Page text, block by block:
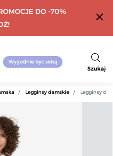
DO -70%
close
Szukaj
Legginsy damskie Legginsy